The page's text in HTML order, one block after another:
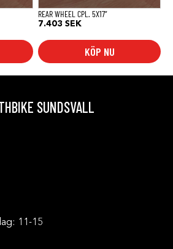
REAR WHEEL CPL. 5X17”
7.403 SEK
KÖP NU
SUNDSVALL
11-15